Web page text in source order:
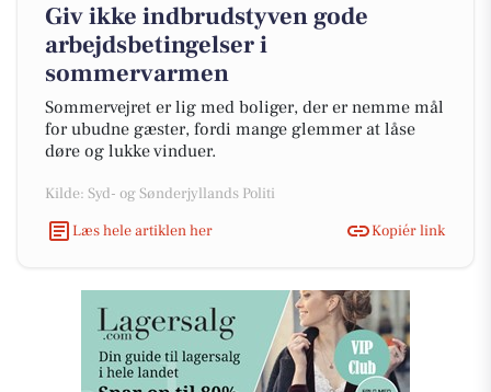
Giv ikke indbrudstyven gode
arbejdsbetingelser i
sommervarmen
Sommervejret er lig med boliger, der er nemme mål
for ubudne gæster, fordi mange glemmer at låse
døre og lukke vinduer.
Kilde: Syd- og Sønderjyllands Politi
Læs hele artiklen her
Kopiér link